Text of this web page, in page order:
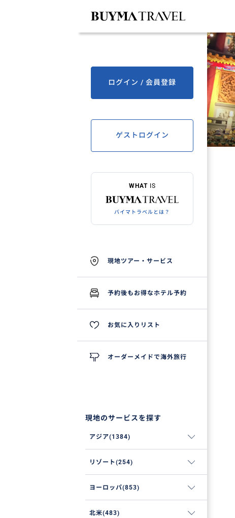
ログイン / 会員登録
ゲストログイン
WHAT IS
バイマトラベルとは？
現地ツアー・サービス
予約後もお得なホテル予約
お気に入りリスト
オーダーメイドで海外旅行
現地のサービスを探す
アジア(1384)
リゾート(254)
ヨーロッパ(853)
北米(483)